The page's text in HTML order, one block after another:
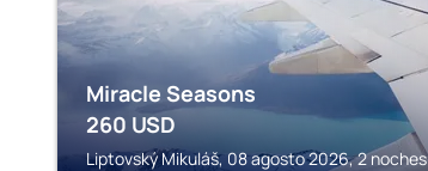
Miracle Seasons
260 USD
Liptovský Mikuláš, 08 agosto 2026, 2 noches